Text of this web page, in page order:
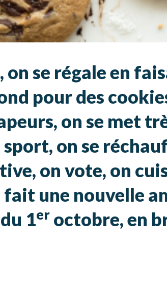
on se régale en
pour des
on se met
on se
on vote, on
fait une nouvelle
1er octobre, en